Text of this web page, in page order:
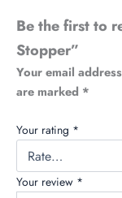
Be the first to
Stopper”
Your email
are marked *
Your rating *
Your review *